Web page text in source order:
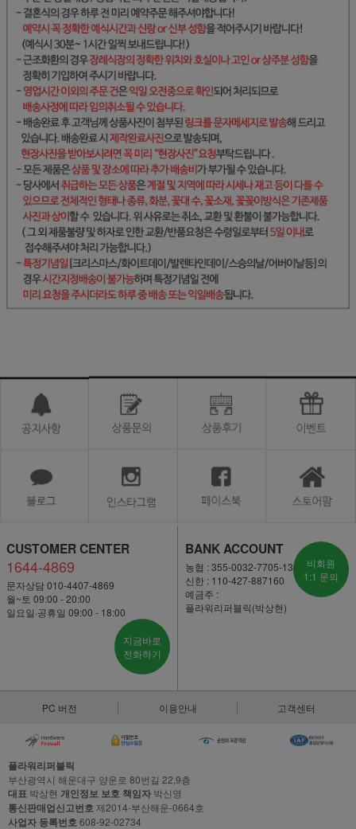
CUSTOMER CENTER
1644-4869
문자상담 010-4407-4869
월~토 09:00 - 20:00
일요일·공휴일 09:00 - 18:00
지금바로
전화하기
BANK ACCOUNT
농협 : 355-0032-7705-13
신한 : 110-427-887160
예금주 :
플라워리퍼블릭(박상현)
비회원
1:1 문의
PC 버전 이용안내 고객센터
플라워리퍼블릭
부산광역시 해운대구 양운로 80번길 22,9층
대표 박상현 개인정보 보호 책임자 박신영
통신판매업신고번호제2014-부산해운-0664호
사업자 등록번호608-92-02734